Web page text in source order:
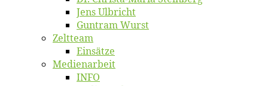
Jens Ulb­richt
Gun­tram Wurst
Zelt­team
Ein­sät­ze
Me­di­en­ar­beit
INFO